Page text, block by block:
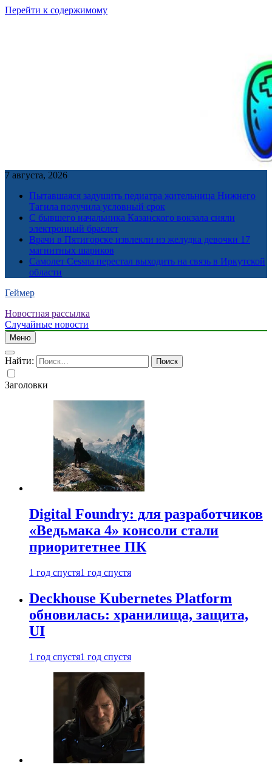
Перейти к содержимому
7 августа, 2026
Пытавшаяся задушить педиатра жительница Нижнего
Тагила получила условный срок
С бывшего начальника Казанского вокзала сняли
электронный браслет
Врачи в Пятигорске извлекли из желудка девочки 17
магнитных шариков
Самолет Cessna перестал выходить на связь в Иркутской
области
Геймер
Новостная рассылка
Случайные новости
Меню
Найти:
Заголовки
Digital Foundry: для разработчиков
«Ведьмака 4» консоли стали
приоритетнее ПК
1 год спустя1 год спустя
Deckhouse Kubernetes Platform
обновилась: хранилища, защита,
UI
1 год спустя1 год спустя